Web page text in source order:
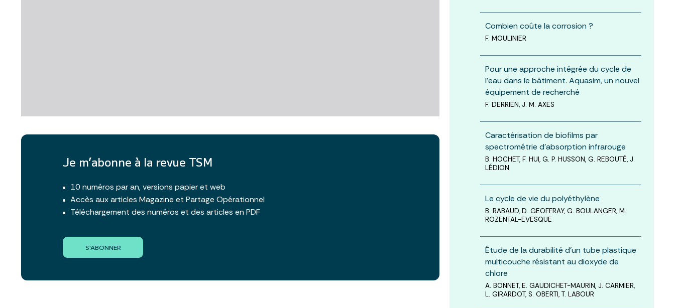
Je m’abonne à la revue TSM
10 numéros par an, versions papier et web
Accès aux articles Magazine et Partage Opérationnel
Téléchargement des numéros et des articles en PDF
S'ABONNER
Combien coûte la corrosion ?
F. MOULINIER
Pour une approche intégrée du cycle de
l’eau dans le bâtiment. Aquasim, un nouvel
équipement de recherché
F. DERRIEN, J. M. AXES
Caractérisation de biofilms par
spectrométrie d’absorption infrarouge
B. HOCHET, F. HUI, G. P. HUSSON, G. REBOUTÉ, J.
LÉDION
Le cycle de vie du polyéthylène
B. RABAUD, D. GEOFFRAY, G. BOULANGER, M.
ROZENTAL-EVESQUE
Étude de la durabilité d’un tube plastique
multicouche résistant au dioxyde de
chlore
A. BONNET, E. GAUDICHET-MAURIN, J. CARMIER,
L. GIRARDOT, S. OBERTI, T. LABOUR